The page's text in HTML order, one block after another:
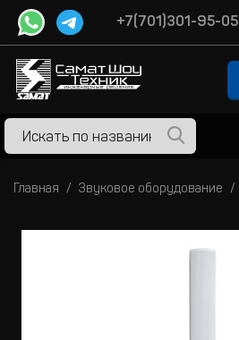
+7(701)301-95-05
Главная Звуковое оборудование